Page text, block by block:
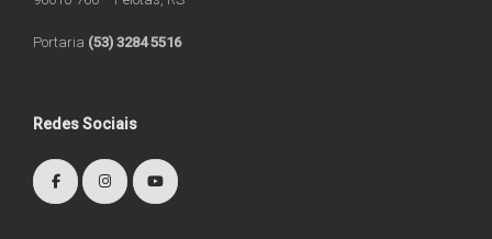
Portaria (53) 3284 5516
Redes Sociais